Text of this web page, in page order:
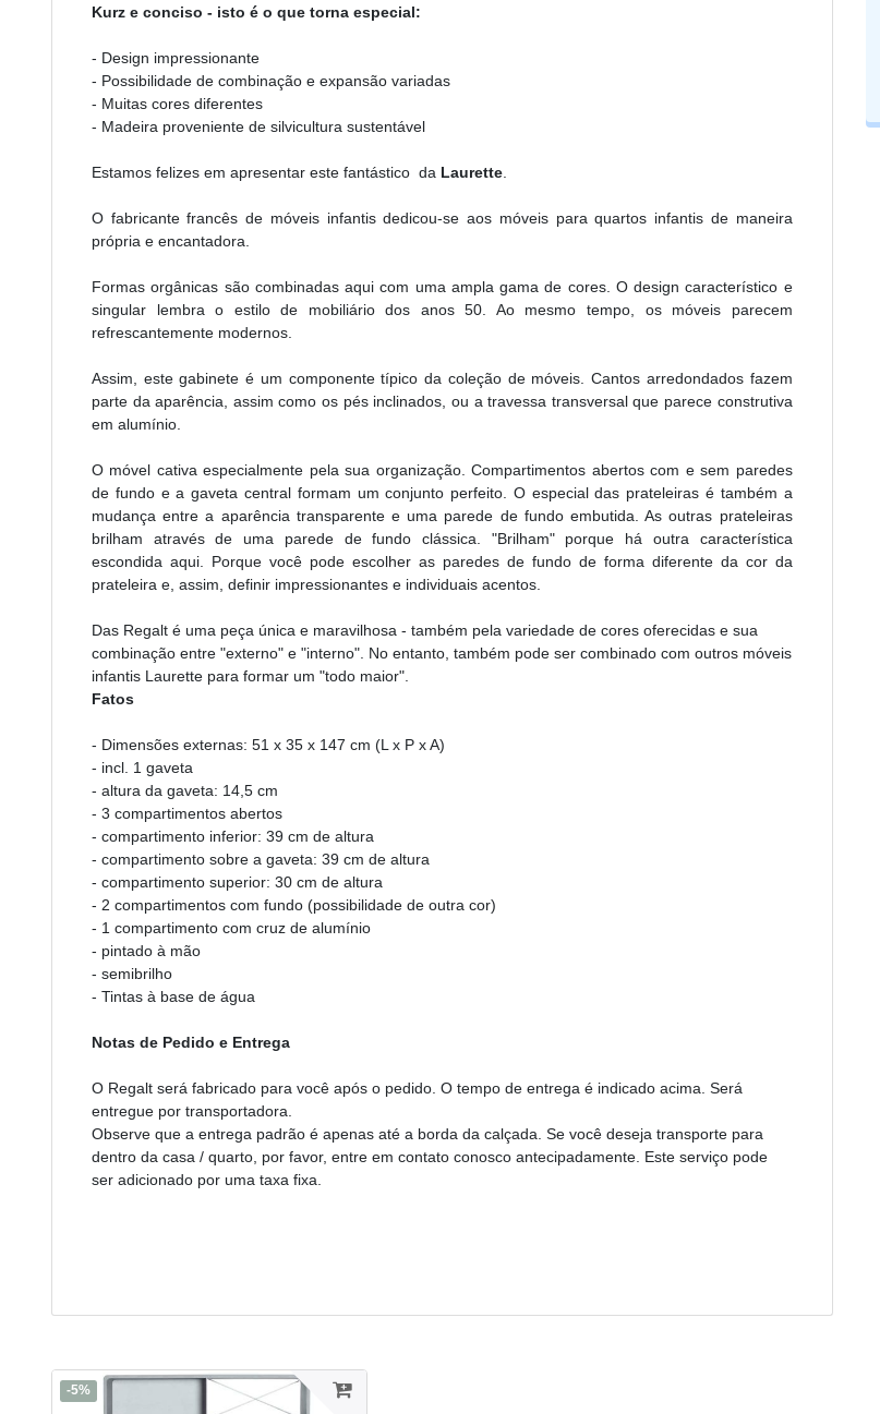
Kurz e conciso - isto é o que torna especial:
- Design impressionante
- Possibilidade de combinação e expansão variadas
- Muitas cores diferentes
- Madeira proveniente de silvicultura sustentável
Estamos felizes em apresentar este fantástico da Laurette.
O fabricante francês de móveis infantis dedicou-se aos móveis para quartos infantis de maneira
própria e encantadora.
Formas orgânicas são combinadas aqui com uma ampla gama de cores. O design característico e
singular lembra o estilo de mobiliário dos anos 50. Ao mesmo tempo, os móveis parecem
refrescantemente modernos.
Assim, este gabinete é um componente típico da coleção de móveis. Cantos arredondados fazem
parte da aparência, assim como os pés inclinados, ou a travessa transversal que parece construtiva
em alumínio.
O móvel cativa especialmente pela sua organização. Compartimentos abertos com e sem paredes
de fundo e a gaveta central formam um conjunto perfeito. O especial das prateleiras é também a
mudança entre a aparência transparente e uma parede de fundo embutida. As outras prateleiras
brilham através de uma parede de fundo clássica. "Brilham" porque há outra característica
escondida aqui. Porque você pode escolher as paredes de fundo de forma diferente da cor da
prateleira e, assim, definir impressionantes e individuais acentos.
Das Regalt é uma peça única e maravilhosa - também pela variedade de cores oferecidas e sua
combinação entre "externo" e "interno". No entanto, também pode ser combinado com outros móveis
infantis Laurette para formar um "todo maior".
Fatos
- Dimensões externas: 51 x 35 x 147 cm (L x P x A)
- incl. 1 gaveta
- altura da gaveta: 14,5 cm
- 3 compartimentos abertos
- compartimento inferior: 39 cm de altura
- compartimento sobre a gaveta: 39 cm de altura
- compartimento superior: 30 cm de altura
- 2 compartimentos com fundo (possibilidade de outra cor)
- 1 compartimento com cruz de alumínio
- pintado à mão
- semibrilho
- Tintas à base de água
Notas de Pedido e Entrega
O Regalt será fabricado para você após o pedido. O tempo de entrega é indicado acima. Será
entregue por transportadora.
Observe que a entrega padrão é apenas até a borda da calçada. Se você deseja transporte para
dentro da casa / quarto, por favor, entre em contato conosco antecipadamente. Este serviço pode
ser adicionado por uma taxa fixa.
-5%